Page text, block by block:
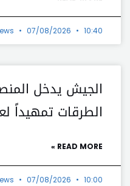
07/08/2026 10:40 ص
الجيش يدخل
الطرقات تمهيداً
READ MORE »
07/08/2026 10:00 ص